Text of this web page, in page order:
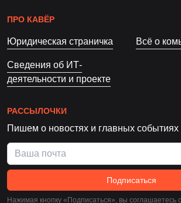
ПРО КАВЁР
Юридическая страничка Всё о
Сведения об ИТ-
деятельности и проекте
РАССЫЛОЧКИ
Пишем о новостях и главных событиях
Подписаться
Нажимая кнопку «Подписаться», вы соглашаетесь c